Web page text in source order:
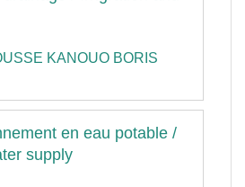
KANOUO BORIS
en eau potable /
supply